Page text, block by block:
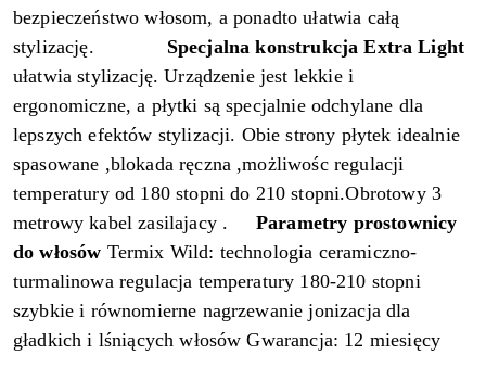
bezpieczeństwo włosom, a ponadto ułatwia całą
stylizację.
Specjalna konstrukcja Extra Light
ułatwia stylizację. Urządzenie jest lekkie i
ergonomiczne, a płytki są specjalnie odchylane dla
lepszych efektów stylizacji. Obie strony płytek idealnie
spasowane ,blokada ręczna ,możliwośc regulacji
temperatury od 180 stopni do 210 stopni.Obrotowy 3
metrowy kabel zasilajacy . Parametry prostownicy
do włosów Termix Wild: technologia ceramiczno-
turmalinowa regulacja temperatury 180-210 stopni
szybkie i równomierne nagrzewanie jonizacja dla
gładkich i lśniących włosów Gwarancja: 12 miesięcy